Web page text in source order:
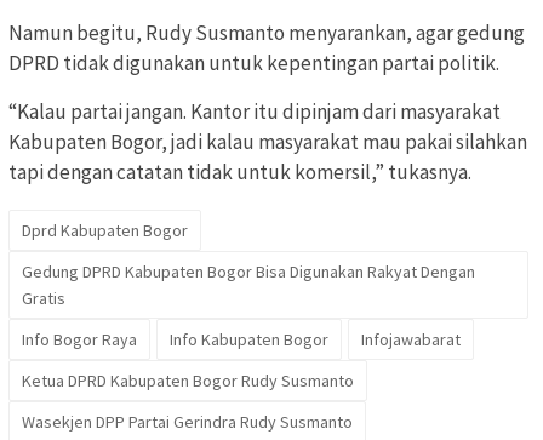
Namun begitu, Rudy Susmanto menyarankan, agar gedung
DPRD tidak digunakan untuk kepentingan partai politik.
“Kalau partai jangan. Kantor itu dipinjam dari masyarakat
Kabupaten Bogor, jadi kalau masyarakat mau pakai silahkan
tapi dengan catatan tidak untuk komersil,” tukasnya.
Dprd Kabupaten Bogor
Gedung DPRD Kabupaten Bogor Bisa Digunakan Rakyat Dengan
Gratis
Info Bogor Raya
Info Kabupaten Bogor
Infojawabarat
Ketua DPRD Kabupaten Bogor Rudy Susmanto
Wasekjen DPP Partai Gerindra Rudy Susmanto